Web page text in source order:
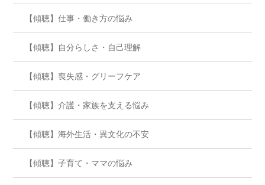
【傾聴】仕事・働き方の悩み
【傾聴】自分らしさ・自己理解
【傾聴】喪失感・グリーフケア
【傾聴】介護・家族を支える悩み
【傾聴】海外生活・異文化の不安
【傾聴】子育て・ママの悩み